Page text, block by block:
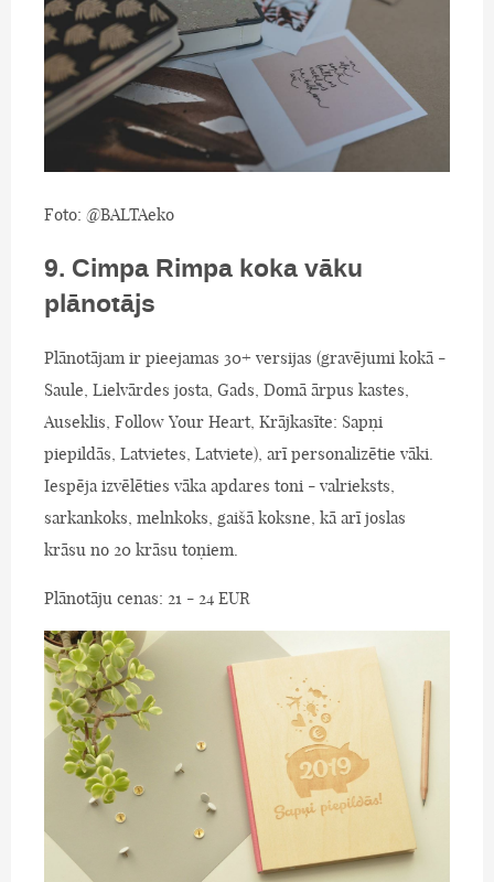
Foto: @BALTAeko
9. Cimpa Rimpa koka vāku
plānotājs
Plānotājam ir pieejamas 30+ versijas (gravējumi kokā -
Saule, Lielvārdes josta, Gads, Domā ārpus kastes,
Auseklis, Follow Your Heart, Krājkasīte: Sapņi
piepildās, Latvietes, Latviete), arī personalizētie vāki.
Iespēja izvēlēties vāka apdares toni - valrieksts,
sarkankoks, melnkoks, gaišā koksne, kā arī joslas
krāsu no 20 krāsu toņiem.
Plānotāju cenas: 21 - 24 EUR